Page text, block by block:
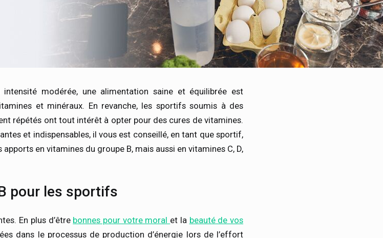
modérée, une alimentation saine et équilibrée est
et minéraux. En revanche, les sportifs soumis à des
répétés ont tout intérêt à opter pour des cures de vitamines.
et indispensables, il vous est conseillé, en tant que sportif,
en vitamines du groupe B, mais aussi en vitamines C, D,
pour les sportifs
En plus d’être bonnes pour votre moral et la beauté de vos
dans le processus de production d’énergie lors de l’effort